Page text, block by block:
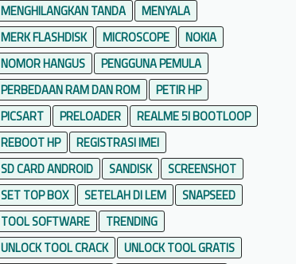
MENGHILANGKAN TANDA
MENYALA
MERK FLASHDISK
MICROSCOPE
NOKIA
NOMOR HANGUS
PENGGUNA PEMULA
PERBEDAAN RAM DAN ROM
PETIR HP
PICSART
PRELOADER
REALME 5I BOOTLOOP
REBOOT HP
REGISTRASI IMEI
SD CARD ANDROID
SANDISK
SCREENSHOT
SET TOP BOX
SETELAH DI LEM
SNAPSEED
TOOL SOFTWARE
TRENDING
UNLOCK TOOL CRACK
UNLOCK TOOL GRATIS